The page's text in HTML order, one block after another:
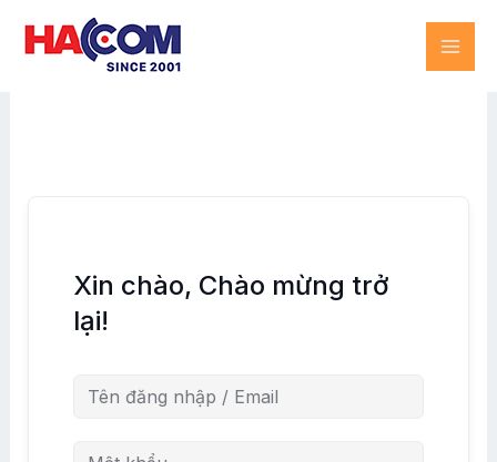
Xin chào, Chào mừng trở
lại!